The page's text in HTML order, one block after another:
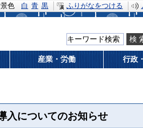
色 白 青 黒 ふりがなをつける
産業・労働 行政
入についてのお知らせ